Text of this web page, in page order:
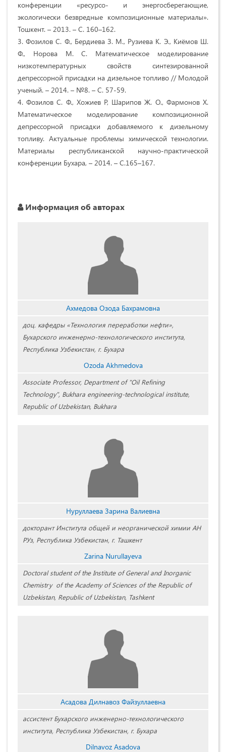
конференции «ресурсо- и энергосберегающие,
экологически безвредные композиционные материалы».
Тошкент. – 2013. – С. 160–162.
3. Фозилов С. Ф., Бердиева З. М., Рузиева К. Э., Киёмов Ш.
Ф., Норова М. С. Математическое моделирование
низкотемпературных свойств синтезированной
депрессорной присадки на дизельное топливо // Молодой
ученый. – 2014. – №8. – С. 57-59.
4. Фозилов С. Ф., Хожиев Р, Шарипов Ж. О., Фармонов Х.
Математическое моделирование композиционной
депрессорной присадки добавляемого к дизельному
топливу. Актуальные проблемы химической технологии.
Материалы республиканской научно-практической
конференции Бухара, – 2014. – С.165–167.
Информация об авторах
Ахмедова Озода Бахрамовна
доц. кафедры «Технология переработки нефти»,
Бухарского инженерно-технологического института,
Республика Узбекистан, г. Бухара
Ozoda Akhmedova
Associate Professor, Department of "Oil Refining
Technology", Bukhara engineering-technological institute,
Republic of Uzbekistan, Bukhara
Нуруллаева Зарина Валиевна
докторант Института общей и неорганической химии АН
РУз, Республика Узбекистан, г. Ташкент
Zarina Nurullayeva
Doctoral student of the Institute of General and Inorganic
Chemistry of the Academy of Sciences of the Republic of
Uzbekistan, Republic of Uzbekistan, Tashkent
Асадова Дилнавоз Файзуллаевна
ассистент Бухарского инженерно-технологического
института, Республика Узбекистан, г. Бухара
Dilnavoz Asadova